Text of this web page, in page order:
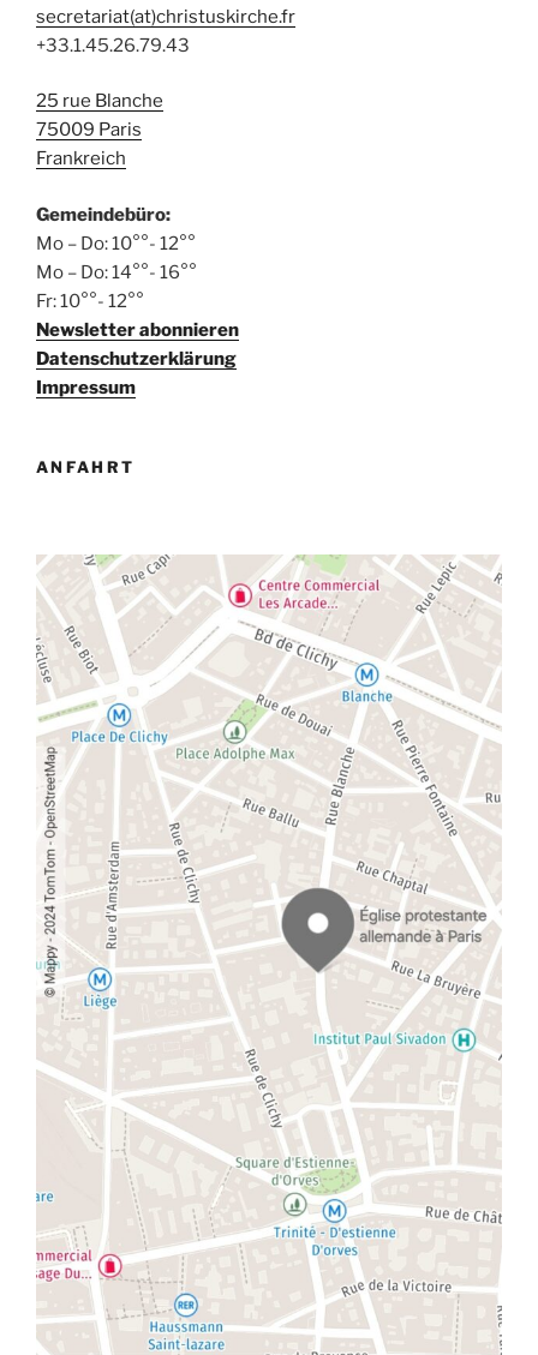
secretariat(at)christuskirche.fr
+33.1.45.26.79.43
25 rue Blanche
75009 Paris
Frankreich
Gemeindebüro:
Mo – Do: 10°°- 12°°
Mo – Do: 14°°- 16°°
Fr: 10°°- 12°°
Newsletter abonnieren
Datenschutzerklärung
Impressum
ANFAHRT